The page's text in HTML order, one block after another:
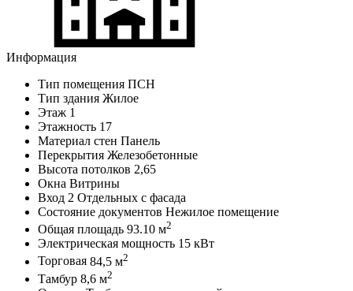
Информация
Тип помещения ПСН
Тип здания Жилое
Этаж 1
Этажность 17
Материал стен Панель
Перекрытия Железобетонные
Высота потолков 2,65
Окна Витрины
Вход 2 Отдельных с фасада
Состояние документов Нежилое помещение
Общая площадь 93.10 м2
Электрическая мощность 15 кВт
Торговая 84,5 м2
Тамбур 8,6 м2